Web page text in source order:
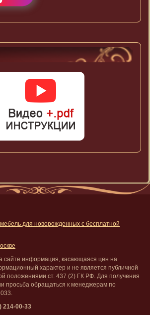
для новорожденных с бесплатной
сайте информация, касающаяся цен на
характер и не является публичной
положениями ст. 437 (2) ГК РФ. Для получения
просьба обращаться к менеджерам по
214-00-33